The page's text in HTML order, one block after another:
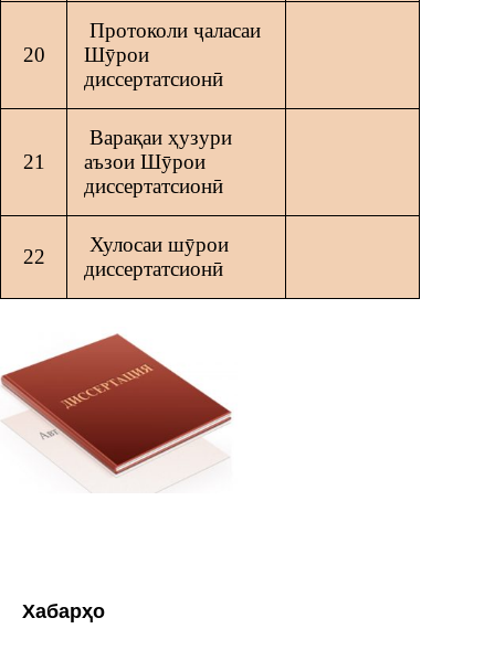
20
Протоколи ҷаласаи
Шӯрои
диссертатсионӣ
21
Варақаи ҳузури
аъзои Шӯрои
диссертатсионӣ
22
Хулосаи шӯрои
диссертатсионӣ
Хабарҳо